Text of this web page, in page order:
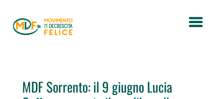
MDF Sorrento: il 9 giugno Lucia